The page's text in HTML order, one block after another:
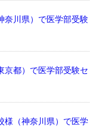
奈川県）で医学部受験
京都）で医学部受験セ
様（神奈川県）で医学